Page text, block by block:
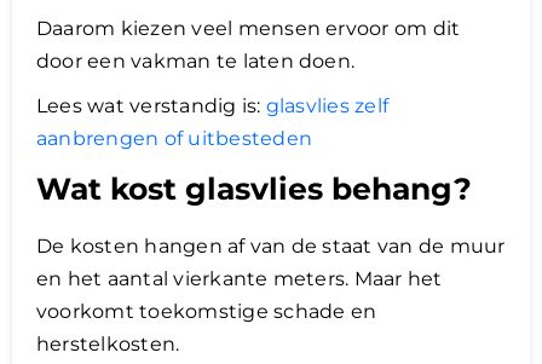
Daarom kiezen veel mensen ervoor om dit
door een vakman te laten doen.
Lees wat verstandig is: glasvlies zelf
aanbrengen of uitbesteden
Wat kost glasvlies behang?
De kosten hangen af van de staat van de muur
en het aantal vierkante meters. Maar het
voorkomt toekomstige schade en
herstelkosten.